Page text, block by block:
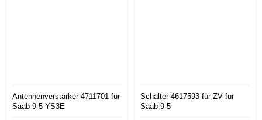
Antennenverstärker 4711701 für
Saab 9-5 YS3E
Schalter 4617593 für ZV für
Saab 9-5